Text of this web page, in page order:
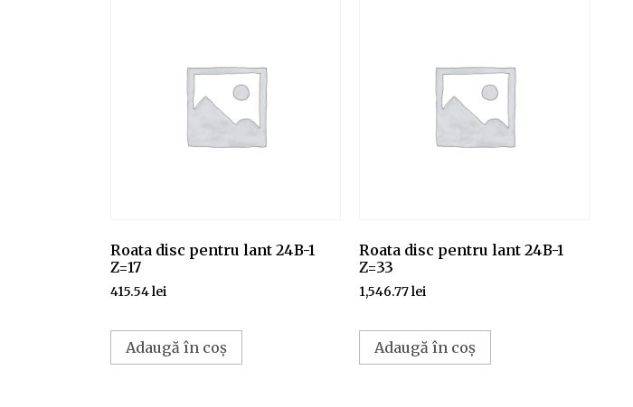
Roata disc pentru lant 24B-1
Z=17
415.54lei
Adaugă în coș
Roata disc pentru lant 24B-1
Z=33
1,546.77lei
Adaugă în coș